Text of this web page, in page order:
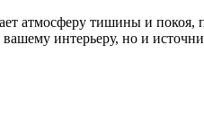
атмосферу тишины и покоя,
вашему интерьеру, но и